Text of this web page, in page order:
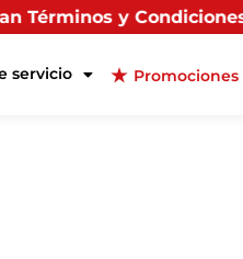
- Recuerda
servicio Promociones